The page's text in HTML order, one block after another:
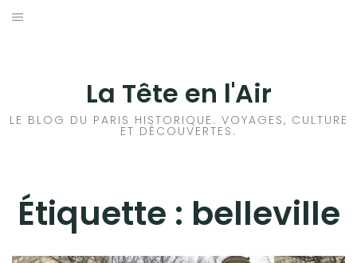
Aller
La Tête en l'Air
LE BLOG DU PARIS HISTORIQUE. VOYAGES, CULTURE
ET DÉCOUVERTES.
Étiquette : belleville
HISTOIRES EN ILE DE FRANCE
VOYAGES À L’ÉTRANGER